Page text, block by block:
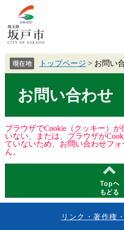
トップページ > お問い
お問い合わせ
ブラウザでCookie（クッキー）
いない、または、ブラウザが
ていないため、お問い合わせフ
ん。
リンク・著作権